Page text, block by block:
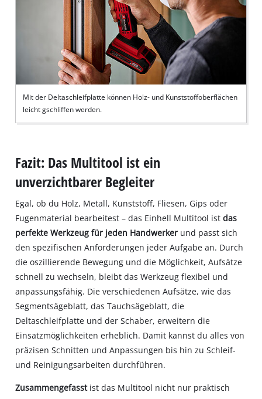
Mit der Deltaschleifplatte können Holz- und Kunststoffoberflächen
leicht gschliffen werden.
Fazit: Das Multitool ist ein
unverzichtbarer Begleiter
Egal, ob du Holz, Metall, Kunststoff, Fliesen, Gips oder
Fugenmaterial bearbeitest – das Einhell Multitool istdas
perfekte Werkzeug für jeden Handwerker und passt sich
den spezifischen Anforderungen jeder Aufgabe an. Durch
die oszillierende Bewegung und die Möglichkeit, Aufsätze
schnell zu wechseln, bleibt das Werkzeug flexibel und
anpassungsfähig. Die verschiedenen Aufsätze, wie das
Segmentsägeblatt, das Tauchsägeblatt, die
Deltaschleifplatte und der Schaber, erweitern die
Einsatzmöglichkeiten erheblich. Damit kannst du alles von
präzisen Schnitten und Anpassungen bis hin zu Schleif-
und Reinigungsarbeiten durchführen.
Zusammengefasst ist das Multitool nicht nur praktisch